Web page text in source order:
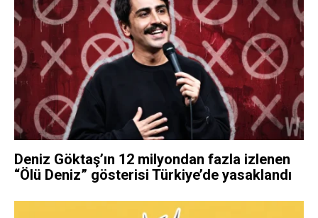
Deniz Göktaş’ın 12 milyondan fazla izlenen
“Ölü Deniz” gösterisi Türkiye’de yasaklandı